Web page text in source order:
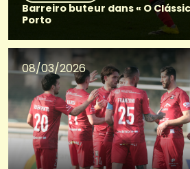
Barreiro buteur dans « O
Porto
08/03/2026